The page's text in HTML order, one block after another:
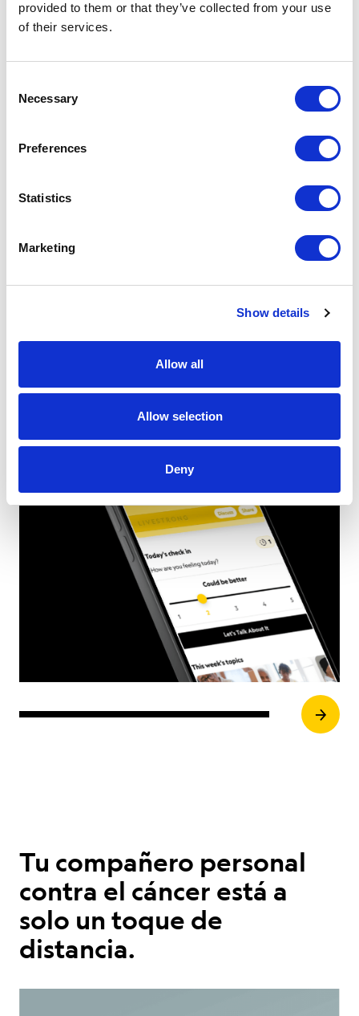
provided to them or that they’ve collected from your use
of their services.
Selection
Necessary
Preferences
Statistics
Marketing
Show details
Allow all
Allow selection
Deny
Conoce a Ellis.
Haga preguntas y reciba respuestas personalizadas
de recursos confiables.
Rastreadores emocionales diarios y orientación
Historias reales de sobrevivientes que ofrecen
sabiduría e inspiración de personas que han
Tu compañero personal
contra el cáncer está a
solo un toque de
distancia.